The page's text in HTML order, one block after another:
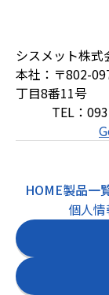
シスメット株
本社：〒802-
丁目8番11号
TEL：
HOME製品一
個人